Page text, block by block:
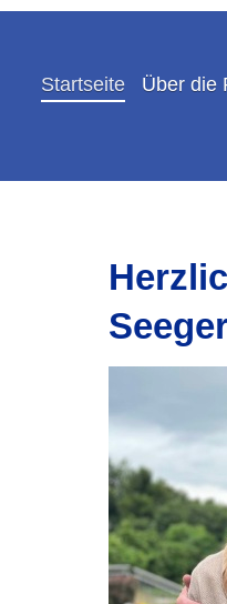
Startseite Über die